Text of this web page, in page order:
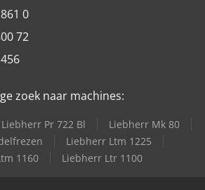
0
72
zoek naar machines:
Liebherr Pr 722 Bl
Liebherr Mk 80
Liebherr Ltm 1225
1160
Liebherr Ltr 1100